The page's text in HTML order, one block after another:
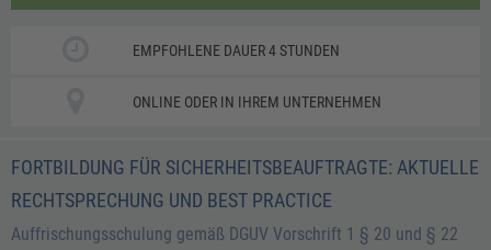
EMPFOHLENE DAUER 4 STUNDEN
ONLINE ODER IN IHREM UNTERNEHMEN
FORTBILDUNG FÜR SICHERHEITSBEAUFTRAGTE: AKTUELLE
RECHTSPRECHUNG UND BEST PRACTICE
Auffrischungsschulung gemäß DGUV Vorschrift 1 § 20 und § 22